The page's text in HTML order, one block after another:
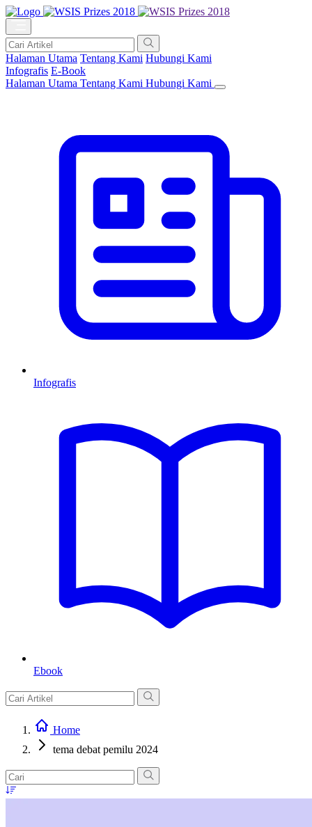
Halaman Utama Tentang Kami Hubungi Kami
Infografis E-Book
Halaman Utama Tentang Kami Hubungi Kami
Infografis
Ebook
Home
tema debat pemilu 2024